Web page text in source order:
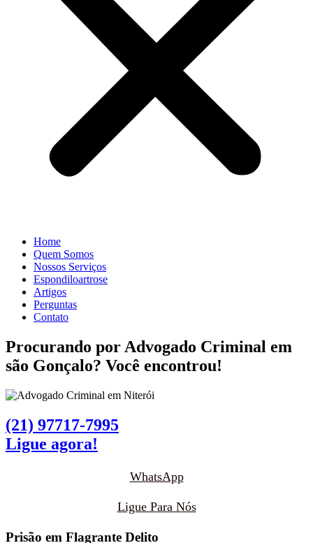
Home
Quem Somos
Nossos Serviços
Espondiloartrose
Artigos
Perguntas
Contato
Procurando por Advogado Criminal em
são Gonçalo? Você encontrou!
(21) 97717-7995
Ligue agora!
WhatsApp
Ligue Para Nós
Prisão em Flagrante Delito